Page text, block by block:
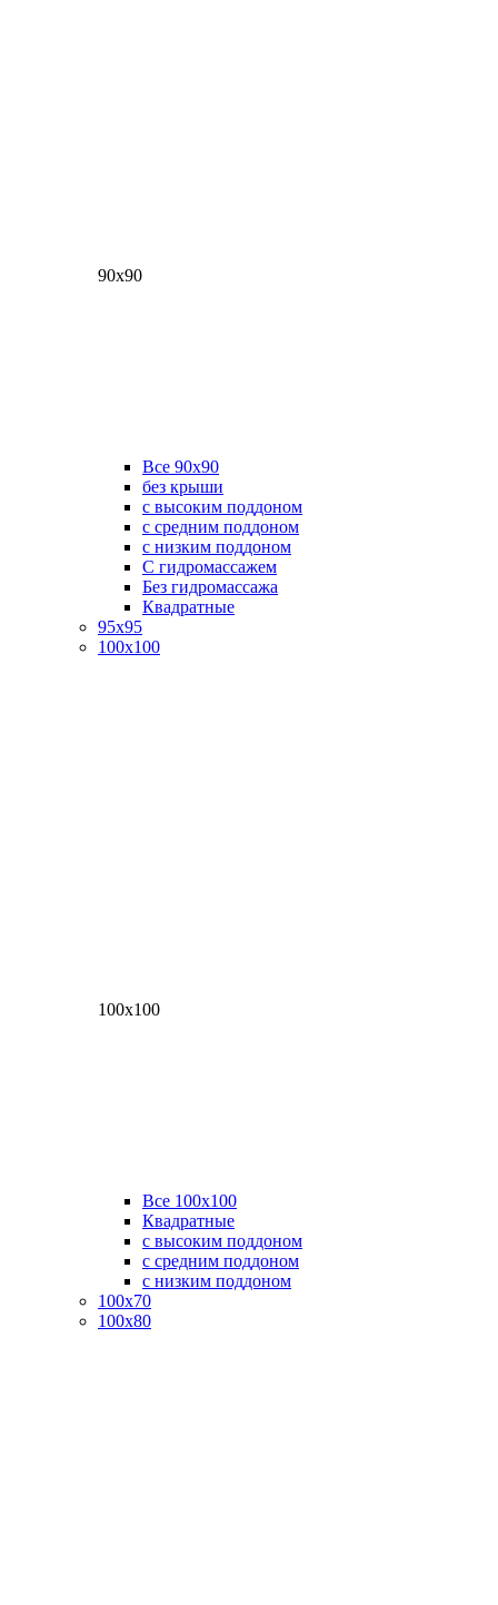
90х90
Все 90х90
без крыши
с высоким поддоном
с средним поддоном
с низким поддоном
С гидромассажем
Без гидромассажа
Квадратные
95х95
100х100
100х100
Все 100х100
Квадратные
с высоким поддоном
с средним поддоном
с низким поддоном
100х70
100х80